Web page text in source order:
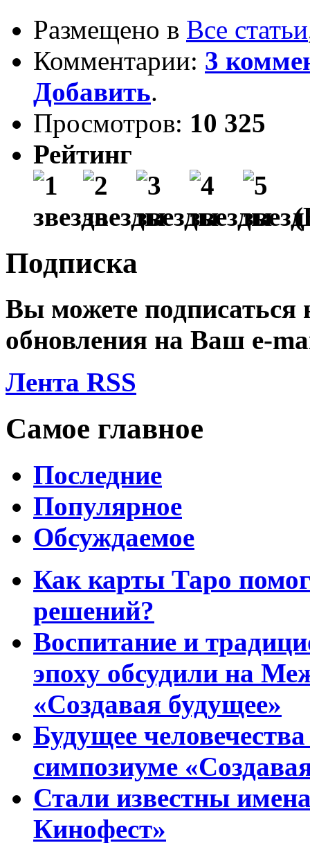
Размещено в Все статьи
Комментарии: 3
Добавить.
Просмотров: 10 325
Рейтинг
Подписка
Вы можете подписаться
обновления на Ваш e-
Лента RSS
Самое главное
Последние
Популярное
Обсуждаемое
Как карты Таро
решений?
Воспитание и
эпоху обсудили на
«Создавая будущее»
Будущее
симпозиуме
Стали известны
Кинофест»